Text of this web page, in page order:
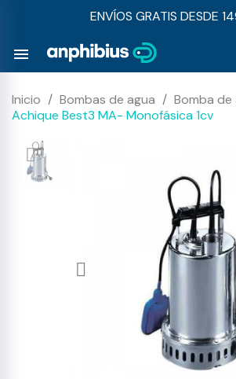
ENVÍOS GRATIS DESDE
menu
Inicio Bombas de agua Bomba de
Achique Best3 MA- Monofásica 1cv